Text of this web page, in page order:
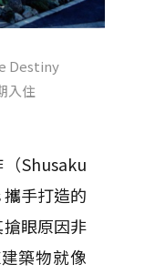
Destiny
入住
Shusaku
手打造的
眼原因非
築物就像